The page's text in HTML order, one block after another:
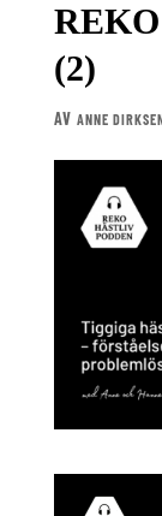
(2)
AV ANNE